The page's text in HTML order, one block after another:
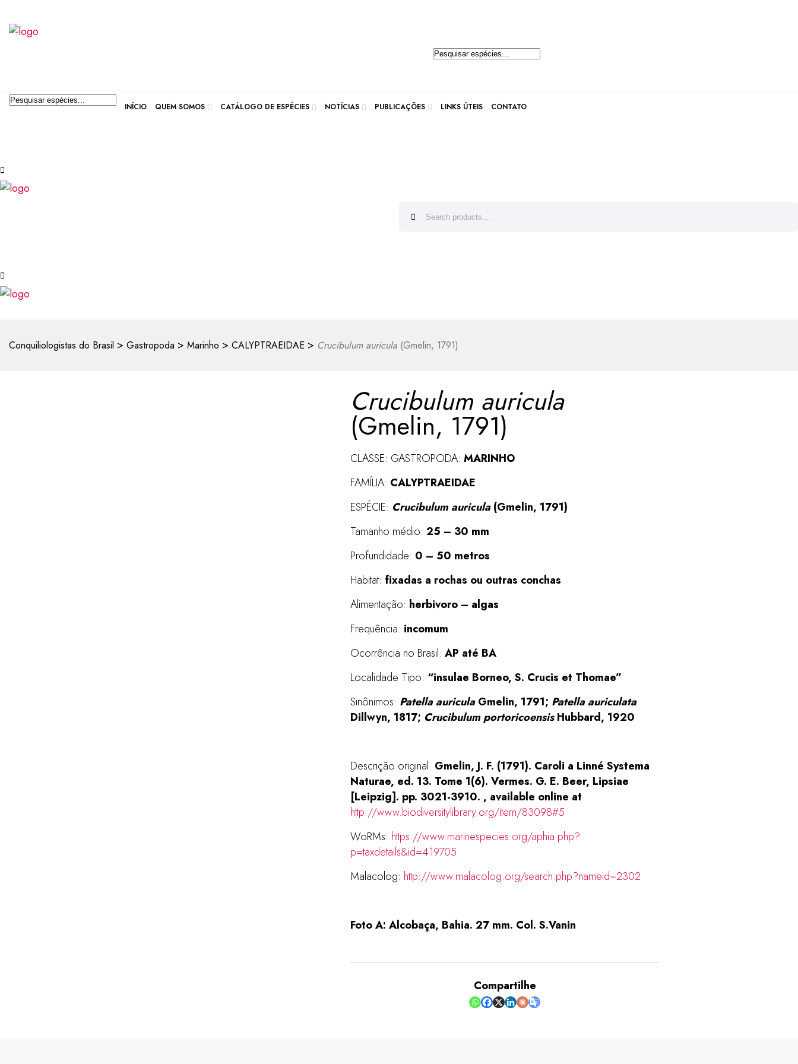
INÍCIO QUEM SOMOS CATÁLOGO DE ESPÉCIES NOTÍCIAS PUBLICAÇÕES LINKS ÚTEIS CONTATO
Conquiliologistas do Brasil > Gastropoda > Marinho > CALYPTRAEIDAE > Crucibulum auricula (Gmelin, 1791)
Crucibulum auricula
(Gmelin, 1791)
CLASSE: GASTROPODA: MARINHO
FAMÍLIA: CALYPTRAEIDAE
ESPÉCIE: Crucibulum auricula(Gmelin, 1791)
Tamanho médio: 25 – 30 mm
Profundidade: 0 – 50 metros
Habitat: fixadas a rochas ou outras conchas
Alimentação: herbivoro – algas
Frequência: incomum
Ocorrência no Brasil: AP até BA
Localidade Tipo: “insulae Borneo, S. Crucis et Thomae”
Sinônimos: Patella auriculaGmelin, 1791; Patella auriculata
Dillwyn, 1817; Crucibulum portoricoensisHubbard, 1920
Descrição original: Gmelin, J. F. (1791). Caroli a Linné Systema
Naturae, ed. 13. Tome 1(6). Vermes. G. E. Beer, Lipsiae
[Leipzig]. pp. 3021-3910. , available online at
http://www.biodiversitylibrary.org/item/83098#5
WoRMs: https://www.marinespecies.org/aphia.php?
p=taxdetails&id=419705
Malacolog: http://www.malacolog.org/search.php?nameid=2302
Foto A: Alcobaça, Bahia. 27 mm. Col. S.Vanin
Compartilhe